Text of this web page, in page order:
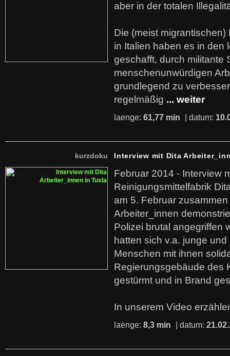
aber in der totalen
Die (meist
in Italien haben es in den
geschafft, durch militante
menschenunwürdigen
grundlegend zu
regelmäßig ... weiter
laenge: 61,77 min | datum:
kurzdoku Interview mit Dita
Februar 2014 - Interview
Reinigungsmittelfabrik
am 5. Februar
Arbeiter_innen
Polizei brutal angegriffen
hatten sich v.a. junge
Menschen mit ihnen
Regierungsgebäude des
gestürmt und in Brand
In unserem Video
laenge: 8,3 min | datum: